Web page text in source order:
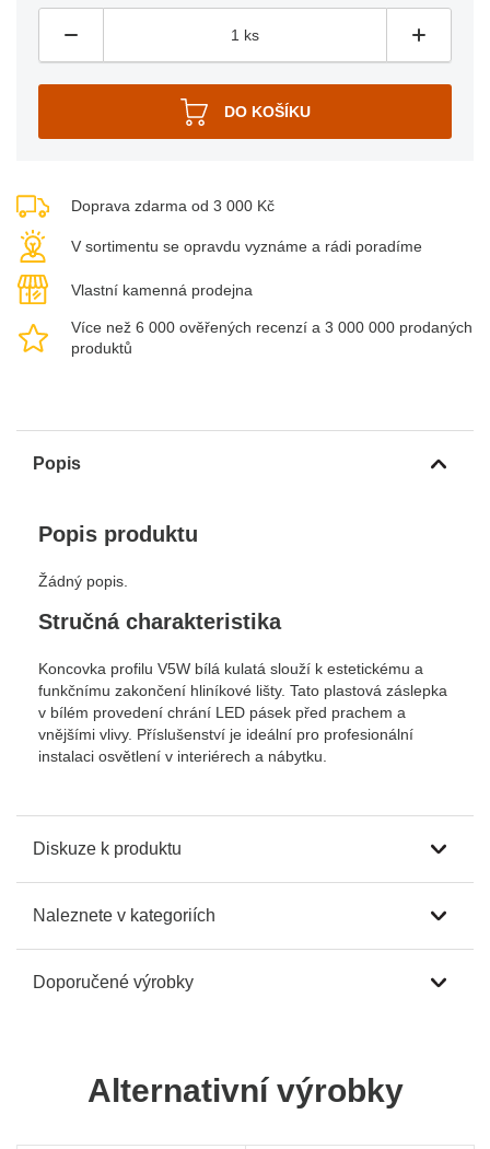
Doprava zdarma od 3 000 Kč
V sortimentu se opravdu vyznáme a rádi poradíme
Vlastní kamenná prodejna
Více než 6 000 ověřených recenzí a 3 000 000 prodaných
produktů
Popis
Popis produktu
Žádný popis.
Stručná charakteristika
Koncovka profilu V5W bílá kulatá slouží k estetickému a
funkčnímu zakončení hliníkové lišty. Tato plastová záslepka
v bílém provedení chrání LED pásek před prachem a
vnějšími vlivy. Příslušenství je ideální pro profesionální
instalaci osvětlení v interiérech a nábytku.
Diskuze k produktu
Naleznete v kategoriích
Doporučené výrobky
Alternativní výrobky